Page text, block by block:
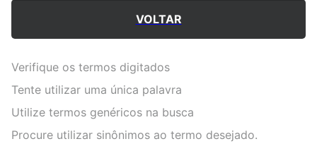
VOLTAR
Verifique os termos digitados
Tente utilizar uma única palavra
Utilize termos genéricos na busca
Procure utilizar sinônimos ao termo desejado.